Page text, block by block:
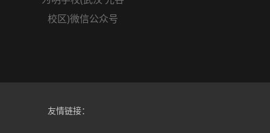
校区)微信公众号
友情链接：